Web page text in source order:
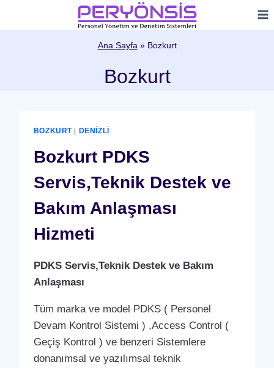
Ana Sayfa» Bozkurt
Bozkurt
BOZKURT| DENIZLI
Bozkurt PDKS
Servis,Teknik Destek ve
Bakım Anlaşması
Hizmeti
PDKS Servis,Teknik Destek ve Bakım
Anlaşması
Tüm marka ve model PDKS ( Personel
Devam Kontrol Sistemi ) ,Access Control (
Geçiş Kontrol ) ve benzeri Sistemlere
donanımsal ve yazılımsal teknik